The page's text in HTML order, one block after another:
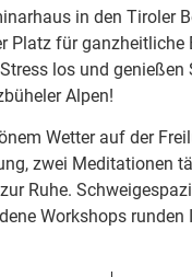
in den Tiroler
Platz für ganzheitliche
los und genießen
Alpen!
Wetter auf der
zwei Meditationen
Ruhe.
Workshops runden